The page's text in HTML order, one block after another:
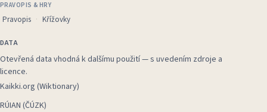
PRAVOPIS & HRY
Pravopis Křížovky
DATA
Otevřená data vhodná k dalšímu použití — s uvedením zdroje a
licence.
Kaikki.org (Wiktionary)
RÚIAN (ČÚZK)